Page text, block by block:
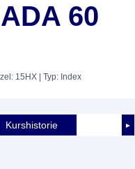
60
15HX | Typ: Index
►
Kurshistorie